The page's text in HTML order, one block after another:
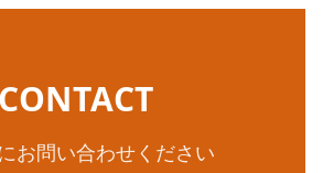
CONTACT
お問い合わせください